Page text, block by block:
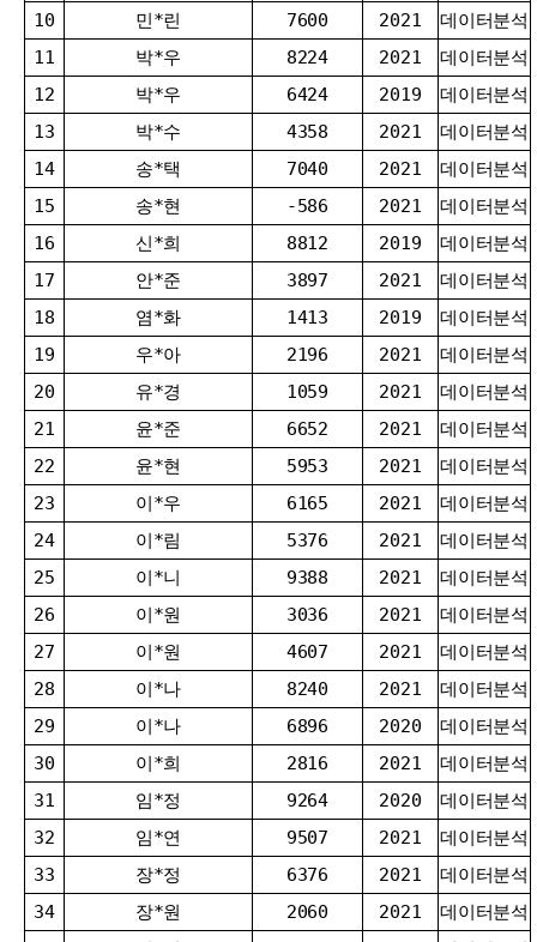
10
민*린 7600 2021
데이터분석
11
박*우 8224 2021
데이터분석
12
박*우 6424 2019
데이터분석
13
박*수 4358 2021
데이터분석
14
송*택 7040 2021
데이터분석
15
송*현 -586 2021
데이터분석
16
신*희 8812 2019
데이터분석
17
안*준 3897 2021
데이터분석
18
염*화 1413 2019
데이터분석
19
우*아 2196 2021
데이터분석
20
유*경 1059 2021
데이터분석
21
윤*준 6652 2021
데이터분석
22
윤*현 5953 2021
데이터분석
23
이*우 6165 2021
데이터분석
24
이*림 5376 2021
데이터분석
25
이*니 9388 2021
데이터분석
26
이*원 3036 2021
데이터분석
27
이*원 4607 2021
데이터분석
28
이*나 8240 2021
데이터분석
29
이*나 6896 2020
데이터분석
30
이*희 2816 2021
데이터분석
31
임*정 9264 2020
데이터분석
32
임*연 9507 2021
데이터분석
33
장*정 6376 2021
데이터분석
34
장*원 2060 2021
데이터분석